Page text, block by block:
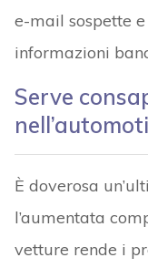
e-mail sospette
informazioni
Serve
È doverosa
l’aumentata
vetture rende i